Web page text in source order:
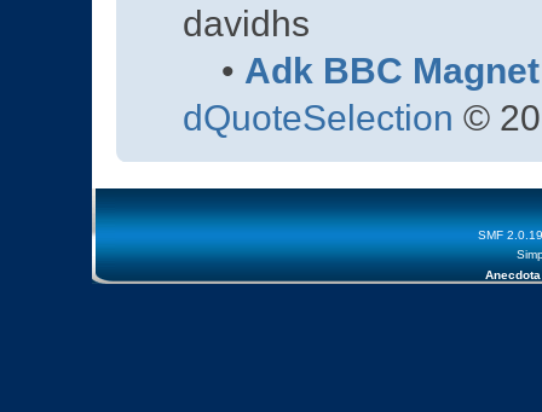
davidhs
• Adk BBC Magnet
dQuoteSelection ©
SMF 2.0.19
Anecdota